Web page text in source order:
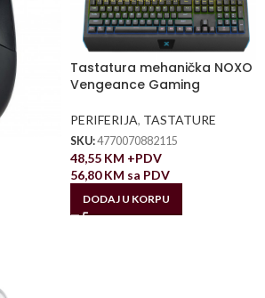
Tastatura mehanička NOXO
Vengeance Gaming
PERIFERIJA, TASTATURE
SKU:4770070882115
48,55 KM +PDV
56,80KM sa PDV
DODAJ U KORPU